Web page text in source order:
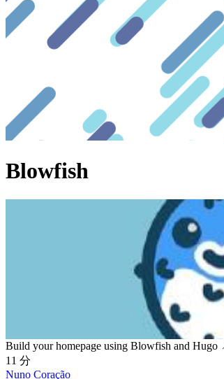
Blowfish
Build your homepage using Blowfish and Hugo
11 分
Nuno Coração